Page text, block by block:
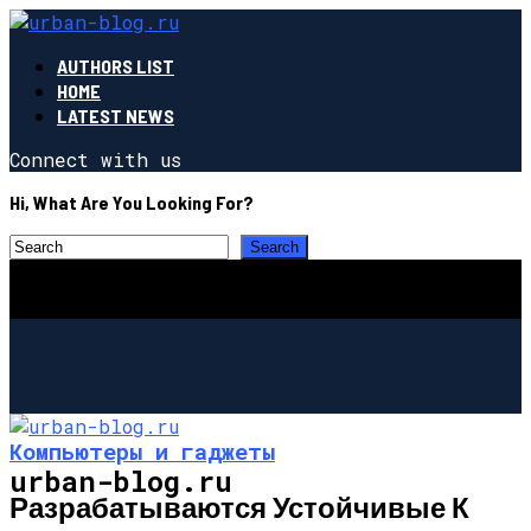
AUTHORS LIST
HOME
LATEST NEWS
Connect with us
Hi, What Are You Looking For?
urban-blog.ru
Компьютеры и гаджеты
Разрабатываются Устойчивые К